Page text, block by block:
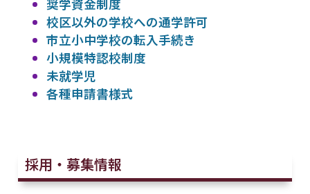
奨学資金制度
校区以外の学校への通学許可
市立小中学校の転入手続き
小規模特認校制度
未就学児
各種申請書様式
採用・募集情報